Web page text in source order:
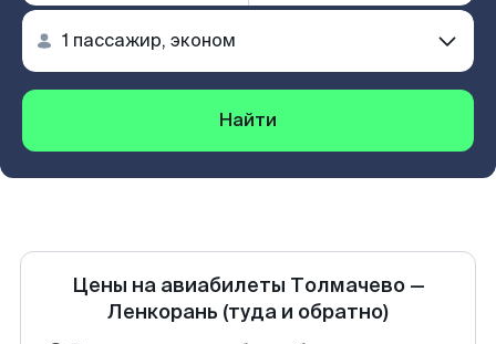
Найти
Цены на авиабилеты Толмачево—
Ленкорань (туда и обратно)